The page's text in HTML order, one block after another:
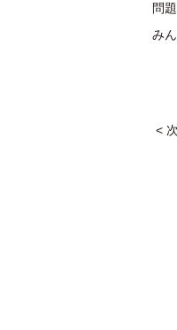
問
み
<